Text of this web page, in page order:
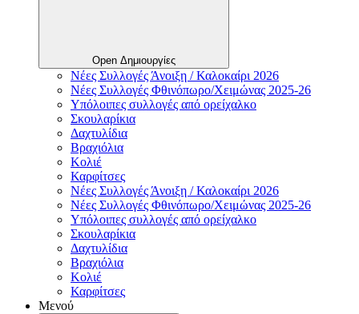
Open Δημιουργίες
Νέες Συλλογές Άνοιξη / Καλοκαίρι 2026
Νέες Συλλογές Φθινόπωρο/Χειμώνας 2025-26
Υπόλοιπες συλλογές από ορείχαλκο
Σκουλαρίκια
Δαχτυλίδια
Βραχιόλια
Κολιέ
Καρφίτσες
Νέες Συλλογές Άνοιξη / Καλοκαίρι 2026
Νέες Συλλογές Φθινόπωρο/Χειμώνας 2025-26
Υπόλοιπες συλλογές από ορείχαλκο
Σκουλαρίκια
Δαχτυλίδια
Βραχιόλια
Κολιέ
Καρφίτσες
Μενού